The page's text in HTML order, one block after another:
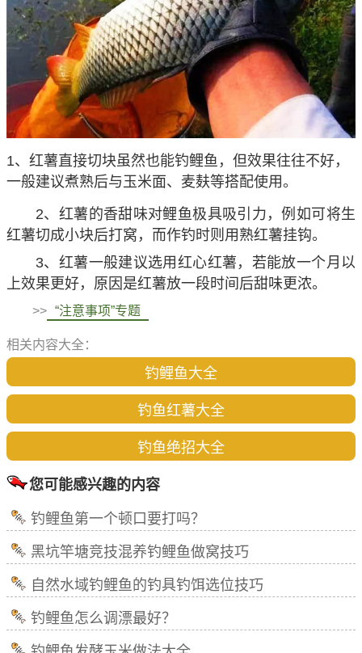
1、红薯直接切块虽然也能钓鲤鱼，但效果往往不好，
一般建议煮熟后与玉米面、麦麸等搭配使用。
2、红薯的香甜味对鲤鱼极具吸引力，例如可将生
红薯切成小块后打窝，而作钓时则用熟红薯挂钩。
3、红薯一般建议选用红心红薯，若能放一个月以
上效果更好，原因是红薯放一段时间后甜味更浓。
>> “注意事项”专题
相关内容大全：
钓鲤鱼大全
钓鱼红薯大全
钓鱼绝招大全
您可能感兴趣的内容
钓鲤鱼第一个顿口要打吗？
黑坑竿塘竞技混养钓鲤鱼做窝技巧
自然水域钓鲤鱼的钓具钓饵选位技巧
钓鲤鱼怎么调漂最好？